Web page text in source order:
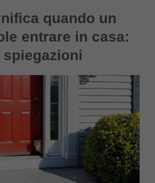
quando un
entrare in casa: